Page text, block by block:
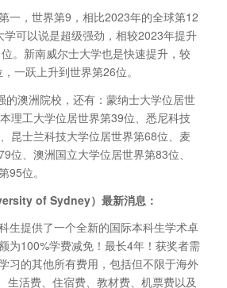
一，世界第9，相比2023年的全球第12
可以说是超级强劲，相较2023年提升
。新南威尔士大学也是快速提升，较
一跃上升到世界第26位。
的澳洲院校，还有：蒙纳士大学位居世
理工大学位居世界第39位、悉尼科技
昆士兰科技大学位居世界第68位、麦
位、澳洲国立大学位居世界第83位、
95位。
of Sydney）最新消息：
生提供了一个全新的国际本科生学术卓
为100%学费减免！最长4年！获奖者需
习的其他所有费用，包括但不限于海外
生活费、住宿费、教材费、机票费以及